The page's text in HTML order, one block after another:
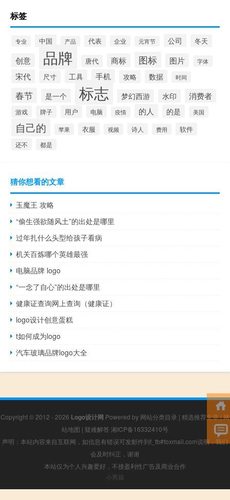
标签
专业 中国 产品 代表 企业 元宵节 公司 冬天
创意 品牌 唐代 商标 图标 图片 字体
宋代 尺寸 工具 手机 攻略 数据 时间
春节 是一个 标志 梦幻西游 水印 消费者
游戏 牌子 用户 电脑 疫情 的人 的是 美国
自己的 苹果 衣服 视频 诗人 费用 软件
还不 都是
猜你想看的文章
玉魔王 攻略
“偷生强欲随风土”的出处是哪里
过年扎什么头型给孩子看病
机关百炼哪个英雄最强
电脑品牌 logo
“一念了自心”的出处是哪里
健康证查询网上查询（健康证）
logo设计创意蛋糕
t如何成为logo
汽车玻璃品牌logo大全
Copyright © 2012 - 2026 Logo设计网 Powered by 网站分类目录 | 精选推荐文章|网
站地图 | 疑难解答 湘ICP备16332410号
声明：本站内容来自互联网，如信息有错误可发邮件到f_fb#foxmail.com说明，我们
会及时纠正，谢谢
本站仅为个人兴趣爱好，不接盈利性广告及商业合作
小男孩